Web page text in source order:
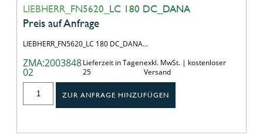
LIEBHERR_FN5620_LC 180 DC_DANA
Preis auf Anfrage
LIEBHERR_FN5620_LC 180 DC_DANA…
ZMA:2003848
02
Lieferzeit in Tagen
25
exkl. MwSt. | kostenloser
Versand
ZUR ANFRAGE HINZUFÜGEN